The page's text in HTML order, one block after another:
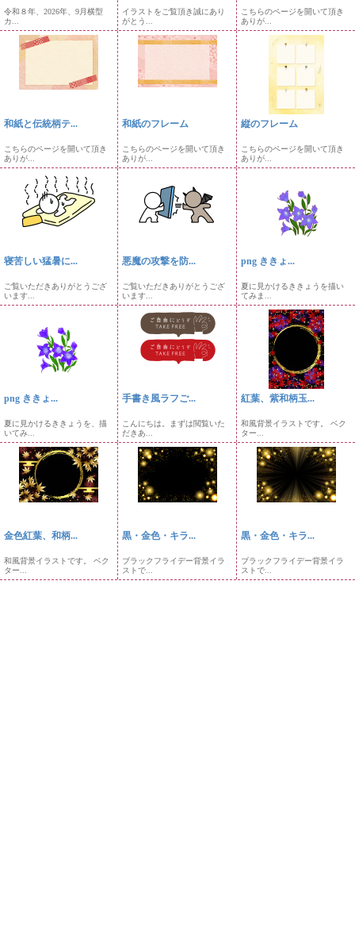
令和８年、2026年、9月横型
カ...
イラストをご覧頂き誠にあり
がとう...
こちらのページを開いて頂き
ありが...
和紙と伝統柄テ...
こちらのページを開いて頂き
ありが...
和紙のフレーム
こちらのページを開いて頂き
ありが...
縦のフレーム
こちらのページを開いて頂き
ありが...
寝苦しい猛暑に...
ご覧いただきありがとうござ
います...
悪魔の攻撃を防...
ご覧いただきありがとうござ
います...
png ききょ...
夏に見かけるききょうを描い
てみま...
png ききょ...
夏に見かけるききょうを、描
いてみ...
手書き風ラフご...
こんにちは。まずは閲覧いた
だきあ...
紅葉、紫和柄玉...
和風背景イラストです。 ベク
ター...
金色紅葉、和柄...
和風背景イラストです。 ベク
ター...
黒・金色・キラ...
ブラックフライデー背景イラ
ストで...
黒・金色・キラ...
ブラックフライデー背景イラ
ストで...